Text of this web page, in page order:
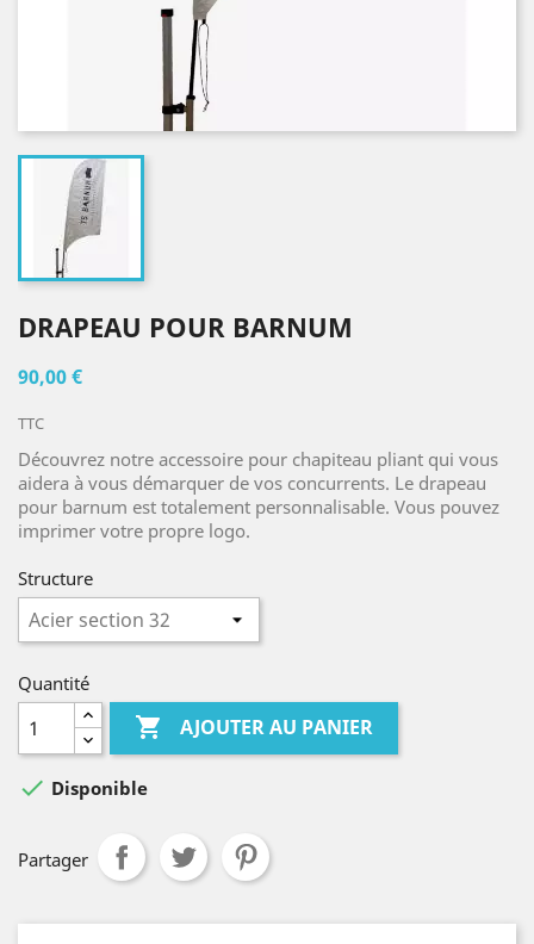
DRAPEAU POUR BARNUM
90,00 €
TTC
Découvrez notre accessoire pour chapiteau pliant qui vous
aidera à vous démarquer de vos concurrents. Le drapeau
pour barnum est totalement personnalisable. Vous pouvez
imprimer votre propre logo.
Structure
Quantité
 AJOUTER AU PANIER
 Disponible
Partager